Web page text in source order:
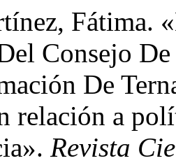
Fátima.
Consejo
De
relación a
Revista